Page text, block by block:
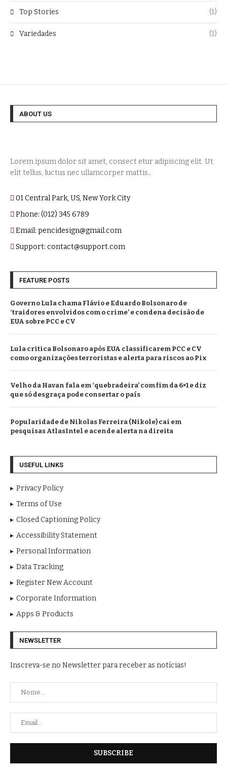
Top Stories (1)
Variedades (1)
ABOUT US
Lorem ipsum dolor sit amet, consect etur adipiscing elit. Ut
elit tellus, luctus nec ullamcorper mattis..
01 Central Park, US, New York City
Phone: (012) 345 6789
Email: pencidesign@gmail.com
Support: contact@support.com
FEATURE POSTS
Governo Lula chama Flávio e Eduardo Bolsonaro de
‘traidores envolvidos com o crime’ e condena decisão de
EUA sobre PCC e CV
Lula critica Bolsonaro após EUA classificarem PCC e CV
como organizações terroristas e alerta para riscos ao Pix
Velho da Havan fala em ‘quebradeira’ com fim da 6×1 e diz
que só desgraça pode consertar o país
Popularidade de Nikolas Ferreira (Nikole) cai em
pesquisas AtlasIntel e acende alerta na direita
USEFUL LINKS
Privacy Policy
Terms of Use
Closed Captioning Policy
Accessibility Statement
Personal Information
Data Tracking
Register New Account
Corporate Information
Apps & Products
NEWSLETTER
Inscreva-se no Newsletter para receber as notícias!